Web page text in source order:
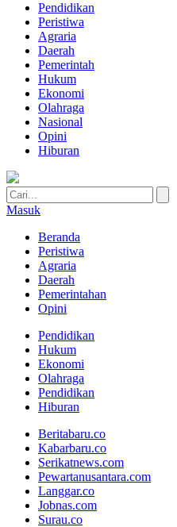
Pendidikan
Peristiwa
Agraria
Daerah
Pemerintah
Hukum
Ekonomi
Olahraga
Nasional
Opini
Hiburan
Masuk
Beranda
Peristiwa
Agraria
Daerah
Pemerintahan
Opini
Pendidikan
Hukum
Ekonomi
Olahraga
Pendidikan
Hiburan
Beritabaru.co
Kabarbaru.co
Serikatnews.com
Pewartanusantara.com
Langgar.co
Jobnas.com
Surau.co